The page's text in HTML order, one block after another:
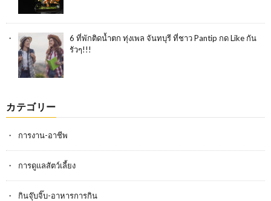
6 ที่พักติดน้ำตก ทุ่งเพล จันทบุรี ที่ชาว Pantip กด Like กัน
รัวๆ!!!
カテゴリー
การงาน-อาชีพ
การดูแลสัตว์เลี้ยง
กินจุ๊บจิ๊บ-อาหารการกิน